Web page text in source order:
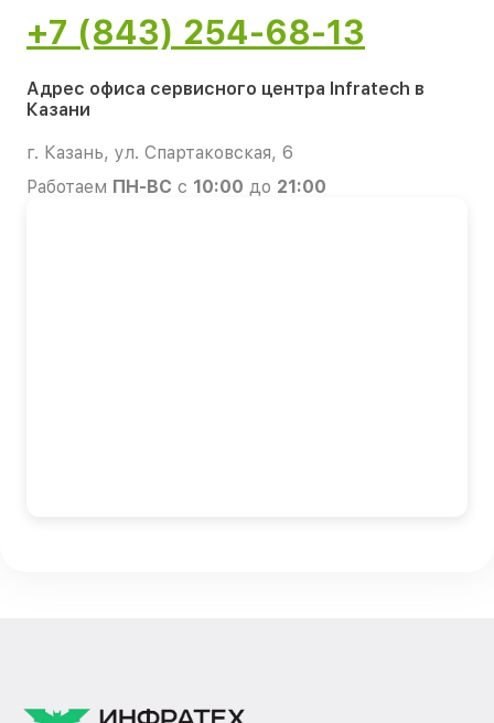
+7 (843) 254-68-13
Адрес офиса сервисного центра Infratech в
Казани
г. Казань, ул. Спартаковская, 6
Работаем ПН-ВС с 10:00 до 21:00